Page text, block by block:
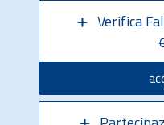
Verifica